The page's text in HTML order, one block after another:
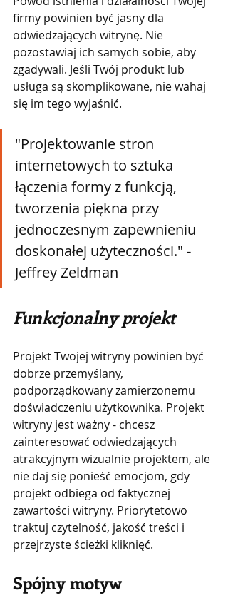
firmy powinien być jasny dla
odwiedzających witrynę. Nie
pozostawiaj ich samych sobie, aby
zgadywali. Jeśli Twój produkt lub
usługa są skomplikowane, nie wahaj
się im tego wyjaśnić.
"Projektowanie stron
internetowych to sztuka
łączenia formy z funkcją,
tworzenia piękna przy
jednoczesnym zapewnieniu
doskonałej użyteczności." -
Jeffrey Zeldman
Funkcjonalny projekt
Projekt Twojej witryny powinien być
dobrze przemyślany,
podporządkowany zamierzonemu
doświadczeniu użytkownika. Projekt
witryny jest ważny - chcesz
zainteresować odwiedzających
atrakcyjnym wizualnie projektem, ale
nie daj się ponieść emocjom, gdy
projekt odbiega od faktycznej
zawartości witryny. Priorytetowo
traktuj czytelność, jakość treści i
przejrzyste ścieżki kliknięć.
Spójny motyw